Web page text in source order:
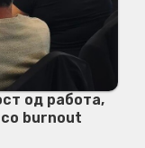
од работа,
со burnout